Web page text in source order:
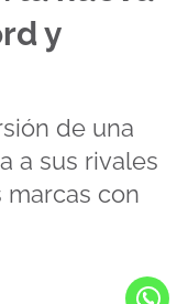
y
de una
a sus rivales
marcas con